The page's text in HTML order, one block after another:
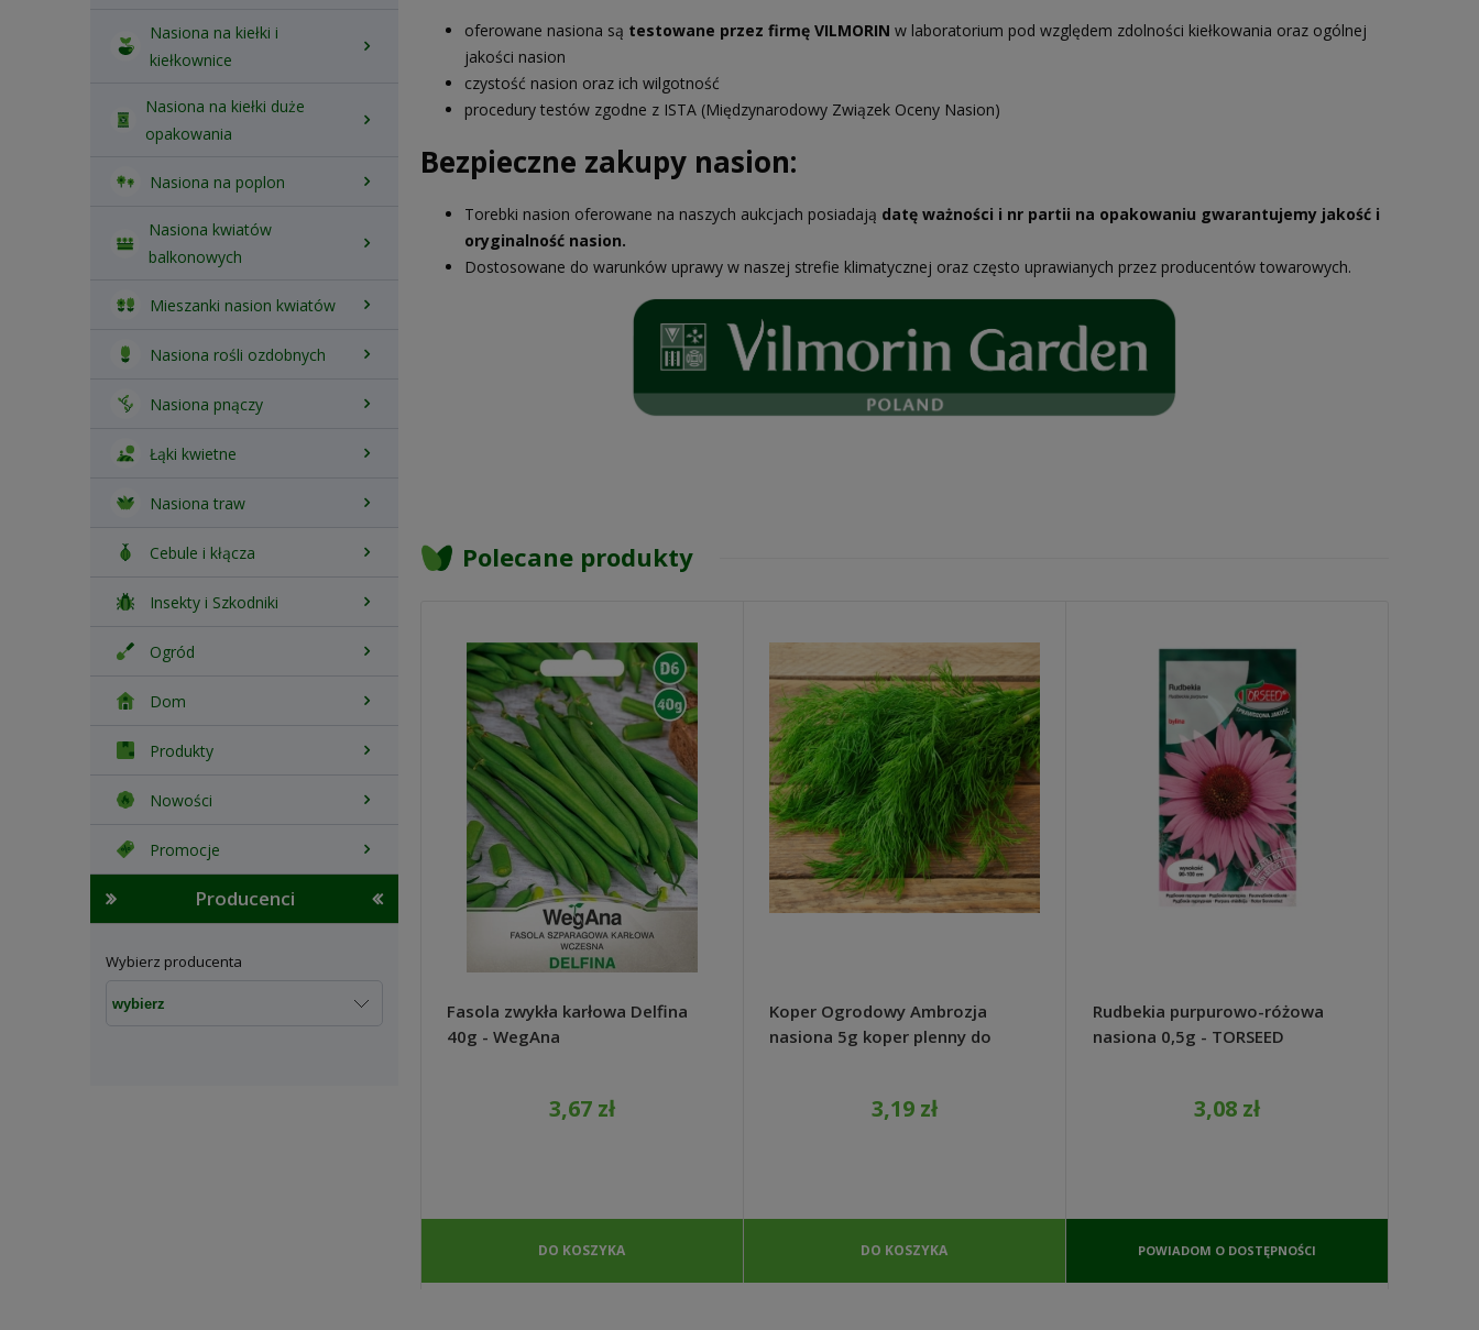
Nasiona na kiełki i
kiełkownice
Nasiona na kiełki duże
opakowania
Nasiona na poplon
Nasiona kwiatów
balkonowych
Mieszanki nasion kwiatów
Nasiona rośli ozdobnych
Nasiona pnączy
Łąki kwietne
Nasiona traw
Cebule i kłącza
Insekty i Szkodniki
Ogród
Dom
Produkty
Nowości
Promocje
Producenci
Wybierz producenta
oferowane nasiona są testowane przez firmę VILMORIN w laboratorium pod względem zdolności kiełkowania oraz ogólnej
jakości nasion
czystość nasion oraz ich wilgotność
procedury testów zgodne z ISTA (Międzynarodowy Związek Oceny Nasion)
Bezpieczne zakupy nasion:
Torebki nasion oferowane na naszych aukcjach posiadają datę ważności i nr partii na opakowaniu gwarantujemy jakość i
oryginalność nasion.
Dostosowane do warunków uprawy w naszej strefie klimatycznej oraz często uprawianych przez producentów towarowych.
Polecane produkty
Fasola zwykła karłowa Delfina
40g - WegAna
3,67 zł
DO KOSZYKA
Koper Ogrodowy Ambrozja
nasiona 5g koper plenny do
3,19 zł
DO KOSZYKA
Rudbekia purpurowo-różowa
nasiona 0,5g - TORSEED
3,08 zł
POWIADOM O DOSTĘPNOŚCI